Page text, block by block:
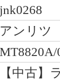
jnk0268
アンリツ
MT8820A/
【中古